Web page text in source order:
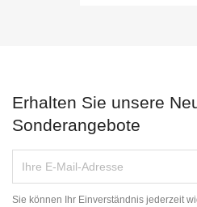
Erhalten Sie unsere
Sonderangebote
Sie können Ihr Einverständnis jederzeit